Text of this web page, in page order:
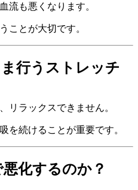
流も悪くなります。
ことが大切です。
行うストレッチ
リラックスできません。
を続けることが重要です。
化するのか？